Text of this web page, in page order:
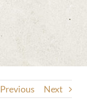
Previous Next